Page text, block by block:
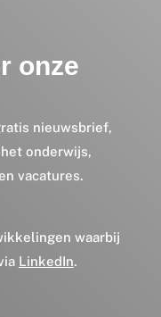
onze
nieuwsbrief,
onderwijs,
vacatures.
waarbij
LinkedIn.